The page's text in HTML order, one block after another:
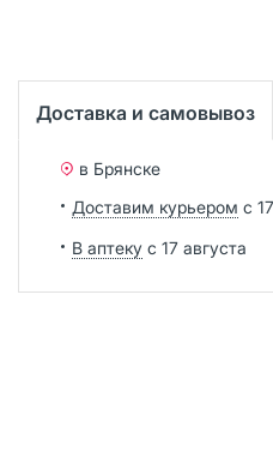
Доставка и самовывоз
в Брянске
Доставим курьером с
В аптеку с 17 августа